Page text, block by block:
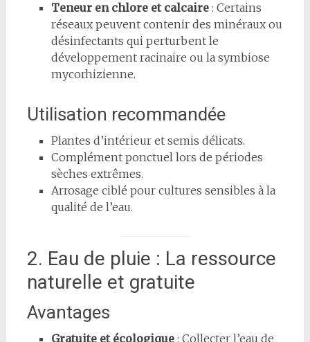
Teneur en chlore et calcaire: Certains
réseaux peuvent contenir des minéraux ou
désinfectants qui perturbent le
développement racinaire ou la symbiose
mycorhizienne.
Utilisation recommandée
Plantes d’intérieur et semis délicats.
Complément ponctuel lors de périodes
sèches extrêmes.
Arrosage ciblé pour cultures sensibles à la
qualité de l’eau.
2. Eau de pluie : La ressource
naturelle et gratuite
Avantages
Gratuite et écologique: Collecter l’eau de